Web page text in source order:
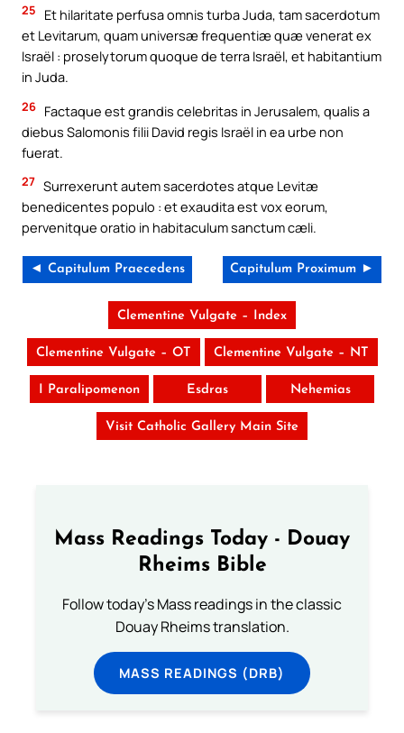
25
Et hilaritate perfusa omnis turba Juda, tam sacerdotum
et Levitarum, quam universæ frequentiæ quæ venerat ex
Israël : proselytorum quoque de terra Israël, et habitantium
in Juda.
26 Factaque est grandis celebritas in Jerusalem, qualis a
diebus Salomonis filii David regis Israël in ea urbe non
fuerat.
27 Surrexerunt autem sacerdotes atque Levitæ
benedicentes populo : et exaudita est vox eorum,
pervenitque oratio in habitaculum sanctum cæli.
◄ Capitulum Praecedens Capitulum Proximum ►
Clementine Vulgate – Index
Clementine Vulgate – OT Clementine Vulgate – NT
I Paralipomenon Esdras Nehemias
Visit Catholic Gallery Main Site
Mass Readings Today - Douay
Rheims Bible
Follow today's Mass readings in the classic
Douay Rheims translation.
MASS READINGS (DRB)